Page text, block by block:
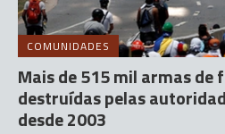
COMUNIDADES
Mais de 515 mil armas de
destruídas pelas
desde 2003